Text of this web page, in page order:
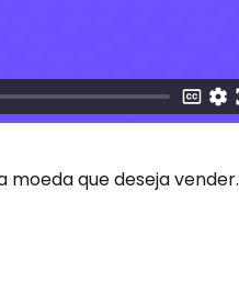
moeda que deseja vender.